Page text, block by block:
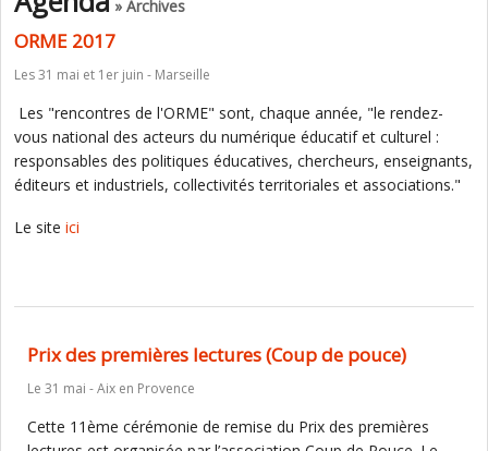
» Archives
ORME 2017
Les 31 mai et 1er juin - Marseille
Les "rencontres de l'ORME" sont, chaque année, "le rendez-
vous national des acteurs du numérique éducatif et culturel :
responsables des politiques éducatives, chercheurs, enseignants,
éditeurs et industriels, collectivités territoriales et associations."
Le site ici
Prix des premières lectures (Coup de pouce)
Le 31 mai - Aix en Provence
Cette 11ème cérémonie de remise du Prix des premières